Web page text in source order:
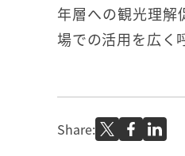
年層への観光理解
場での活用を広く
Share: